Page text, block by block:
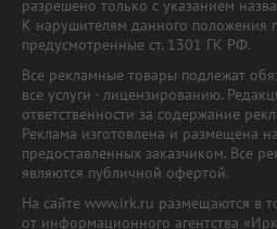
разрешено только с указанием
К нарушителям данного положения
предусмотренные ст. 1301 ГК РФ.
Все рекламные товары подлежат
все услуги - лицензированию.
ответственности за содержание
Реклама изготовлена и размещена
предоставленных заказчиком. Все
являются публичной офертой.
На сайте www.irk.ru размещаются в
от информационного агентства